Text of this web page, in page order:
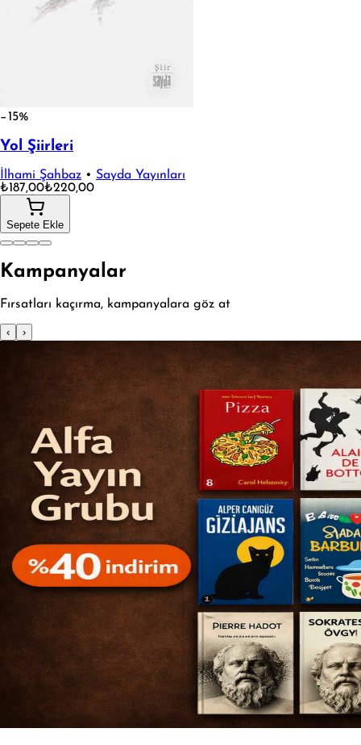
−15%
Yol Şiirleri
İlhami Şahbaz • Sayda Yayınları
₺187,00₺220,00
Sepete Ekle
Kampanyalar
Fırsatları kaçırma, kampanyalara göz at
‹ ›